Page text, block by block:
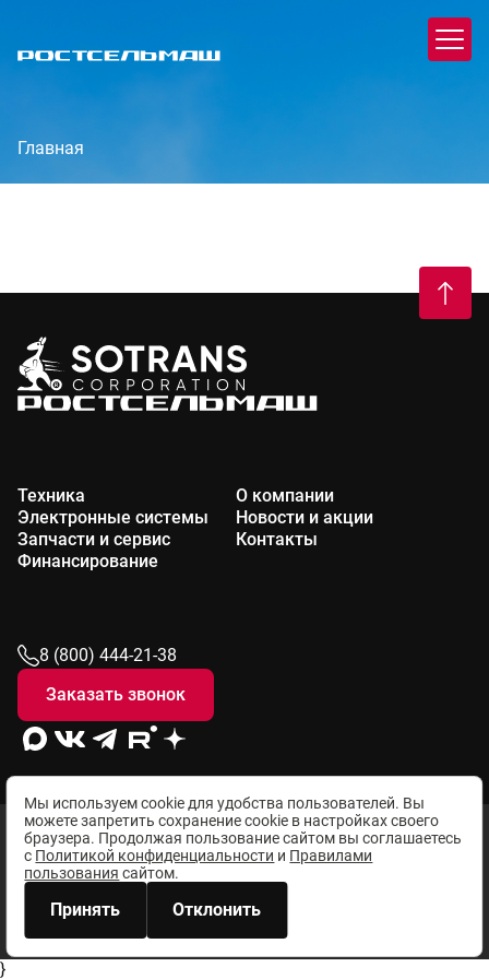
Главная
Техника
Электронные системы
Запчасти и сервис
Финансирование
О компании
Новости и акции
Контакты
8 (800) 444-21-38
Заказать звонок
© 2026 Все права защищены. All rights reserved SOTRANS
Пользовательское соглашение
Политика конфиденциальности
}
Мы используем cookie для удобства пользователей. Вы
можете запретить сохранение cookie в настройках своего
браузера. Продолжая пользование сайтом вы соглашаетесь
с Политикой конфиденциальности и Правилами
пользования сайтом.
Принять Отклонить